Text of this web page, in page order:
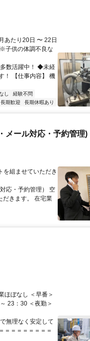
あたり20日 〜 22日
子供の体調不良な
数活躍中！ ◆未経
！ 【仕事内容】 機
し
経験不問
長期歓迎 長期休暇あり
ール対応・予約管理)
を組ませていただき
応・予約管理） 空
だきます。 在宅業
ほぼなし ＜早番＞
23：30 ＜夜勤＞
無理なく安定して
＝＝＝＝＝＝＝＝